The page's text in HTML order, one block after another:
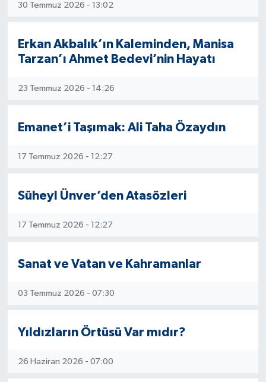
30 Temmuz 2026 - 13:02
Erkan Akbalık’ın Kaleminden, Manisa
Tarzan’ı Ahmet Bedevi’nin Hayatı
23 Temmuz 2026 - 14:26
Emanet’i Taşımak: Ali Taha Özaydın
17 Temmuz 2026 - 12:27
Süheyl Ünver’den Atasözleri
17 Temmuz 2026 - 12:27
Sanat ve Vatan ve Kahramanlar
03 Temmuz 2026 - 07:30
Yıldızların Örtüsü Var mıdır?
26 Haziran 2026 - 07:00